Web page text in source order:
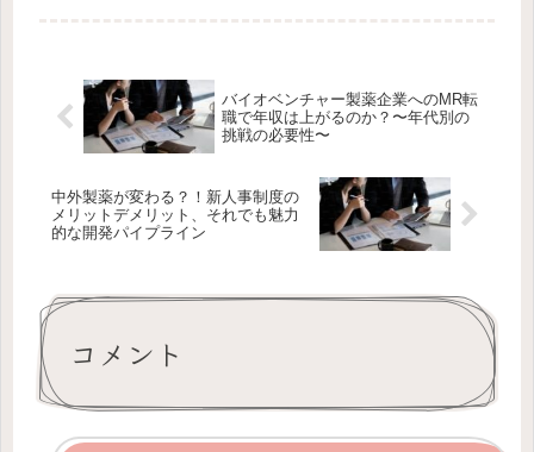
バイオベンチャー製薬企業へのMR転
職で年収は上がるのか？〜年代別の
挑戦の必要性〜
中外製薬が変わる？！新人事制度の
メリットデメリット、それでも魅力
的な開発パイプライン
コメント